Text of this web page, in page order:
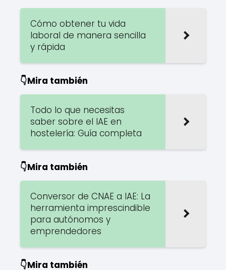
Cómo obtener tu vida
laboral de manera sencilla
y rápida
👇Mira también
Todo lo que necesitas
saber sobre el IAE en
hostelería: Guía completa
👇Mira también
Conversor de CNAE a IAE: La
herramienta imprescindible
para autónomos y
emprendedores
👇Mira también